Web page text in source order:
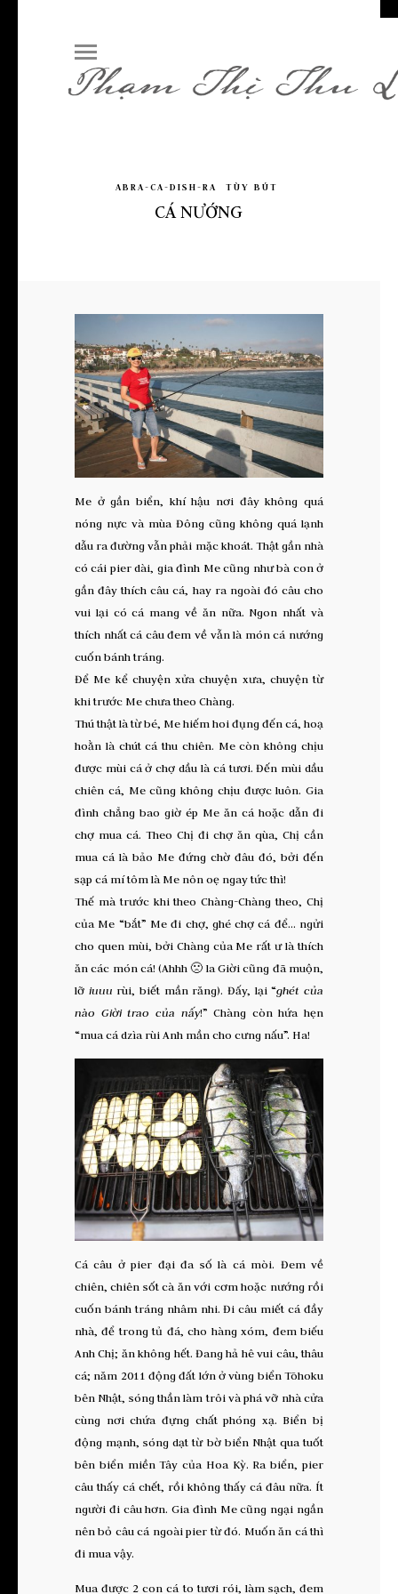
ABRA-CA-DISH-RA TÙY BÚT
CÁ NƯỚNG
Me ở gần biển, khí hậu nơi đây không quá
nóng nực và mùa Đông cũng không quá lạnh
dẫu ra đường vẫn phải mặc khoát. Thật gần nhà
có cái pier dài, gia đình Me cũng như bà con ở
gần đây thích câu cá, hay ra ngoài đó câu cho
vui lại có cá mang về ăn nữa. Ngon nhất và
thích nhất cá câu đem về vẫn là món cá nướng
cuốn bánh tráng.
Để Me kể chuyện xửa chuyện xưa, chuyện từ
khi trước Me chưa theo Chàng.
Thú thật là từ bé, Me hiếm hoi đụng đến cá, hoạ
hoằn là chút cá thu chiên. Me còn không chịu
được mùi cá ở chợ dầu là cá tươi. Đến mùi dầu
chiên cá, Me cũng không chịu được luôn. Gia
đình chẳng bao giờ ép Me ăn cá hoặc dẫn đi
chợ mua cá. Theo Chị đi chợ ăn qùa, Chị cần
mua cá là bảo Me đứng chờ đâu đó, bởi đến
sạp cá mí tôm là Me nôn oẹ ngay tức thì!
Thế mà trước khi theo Chàng-Chàng theo, Chị
của Me “bắt” Me đi chợ, ghé chợ cá để… ngửi
cho quen mùi, bởi Chàng của Me rất ư là thích
ăn các món cá! (Ahhh 🙁 la Giời cũng đã muộn,
lỡ iuuu rùi, biết mần răng). Đấy, lại “ghét của
nào Giời trao của nấy!” Chàng còn hứa hẹn
“mua cá dzìa rùi Anh mần cho cưng nấu”. Ha!
Cá câu ở pier đại đa số là cá mòi. Đem về
chiên, chiên sốt cà ăn với cơm hoặc nướng rồi
cuốn bánh tráng nhâm nhi. Đi câu miết cá đầy
nhà, để trong tủ đá, cho hàng xóm, đem biếu
Anh Chị; ăn không hết. Đang hả hê vui câu, thâu
cá; năm 2011 động đất lớn ở vùng biển Tōhoku
bên Nhật, sóng thần làm trôi và phá vỡ nhà cửa
cùng nơi chứa đựng chất phóng xạ. Biển bị
động mạnh, sóng dạt từ bờ biển Nhật qua tuốt
bên biển miền Tây của Hoa Kỳ. Ra biển, pier
câu thấy cá chết, rồi không thấy cá đâu nữa. Ít
người đi câu hơn. Gia đình Me cũng ngại ngần
nên bỏ câu cá ngoài pier từ đó. Muốn ăn cá thì
đi mua vậy.
Mua được 2 con cá to tươi rói, làm sạch, đem